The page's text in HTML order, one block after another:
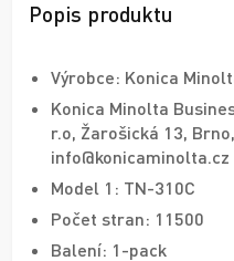
Popis produktu
Výrobce: Konica
Konica Minolta
r.o, Žarošická 13,
info@konicaminolta.cz
Model 1: TN-310C
Počet stran: 11500
Balení: 1-pack